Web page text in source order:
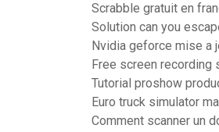
Scrabble gratuit en
Solution can you
Nvidia geforce mise a
Free screen
Tutorial proshow
Euro truck simulator
Comment scanner un